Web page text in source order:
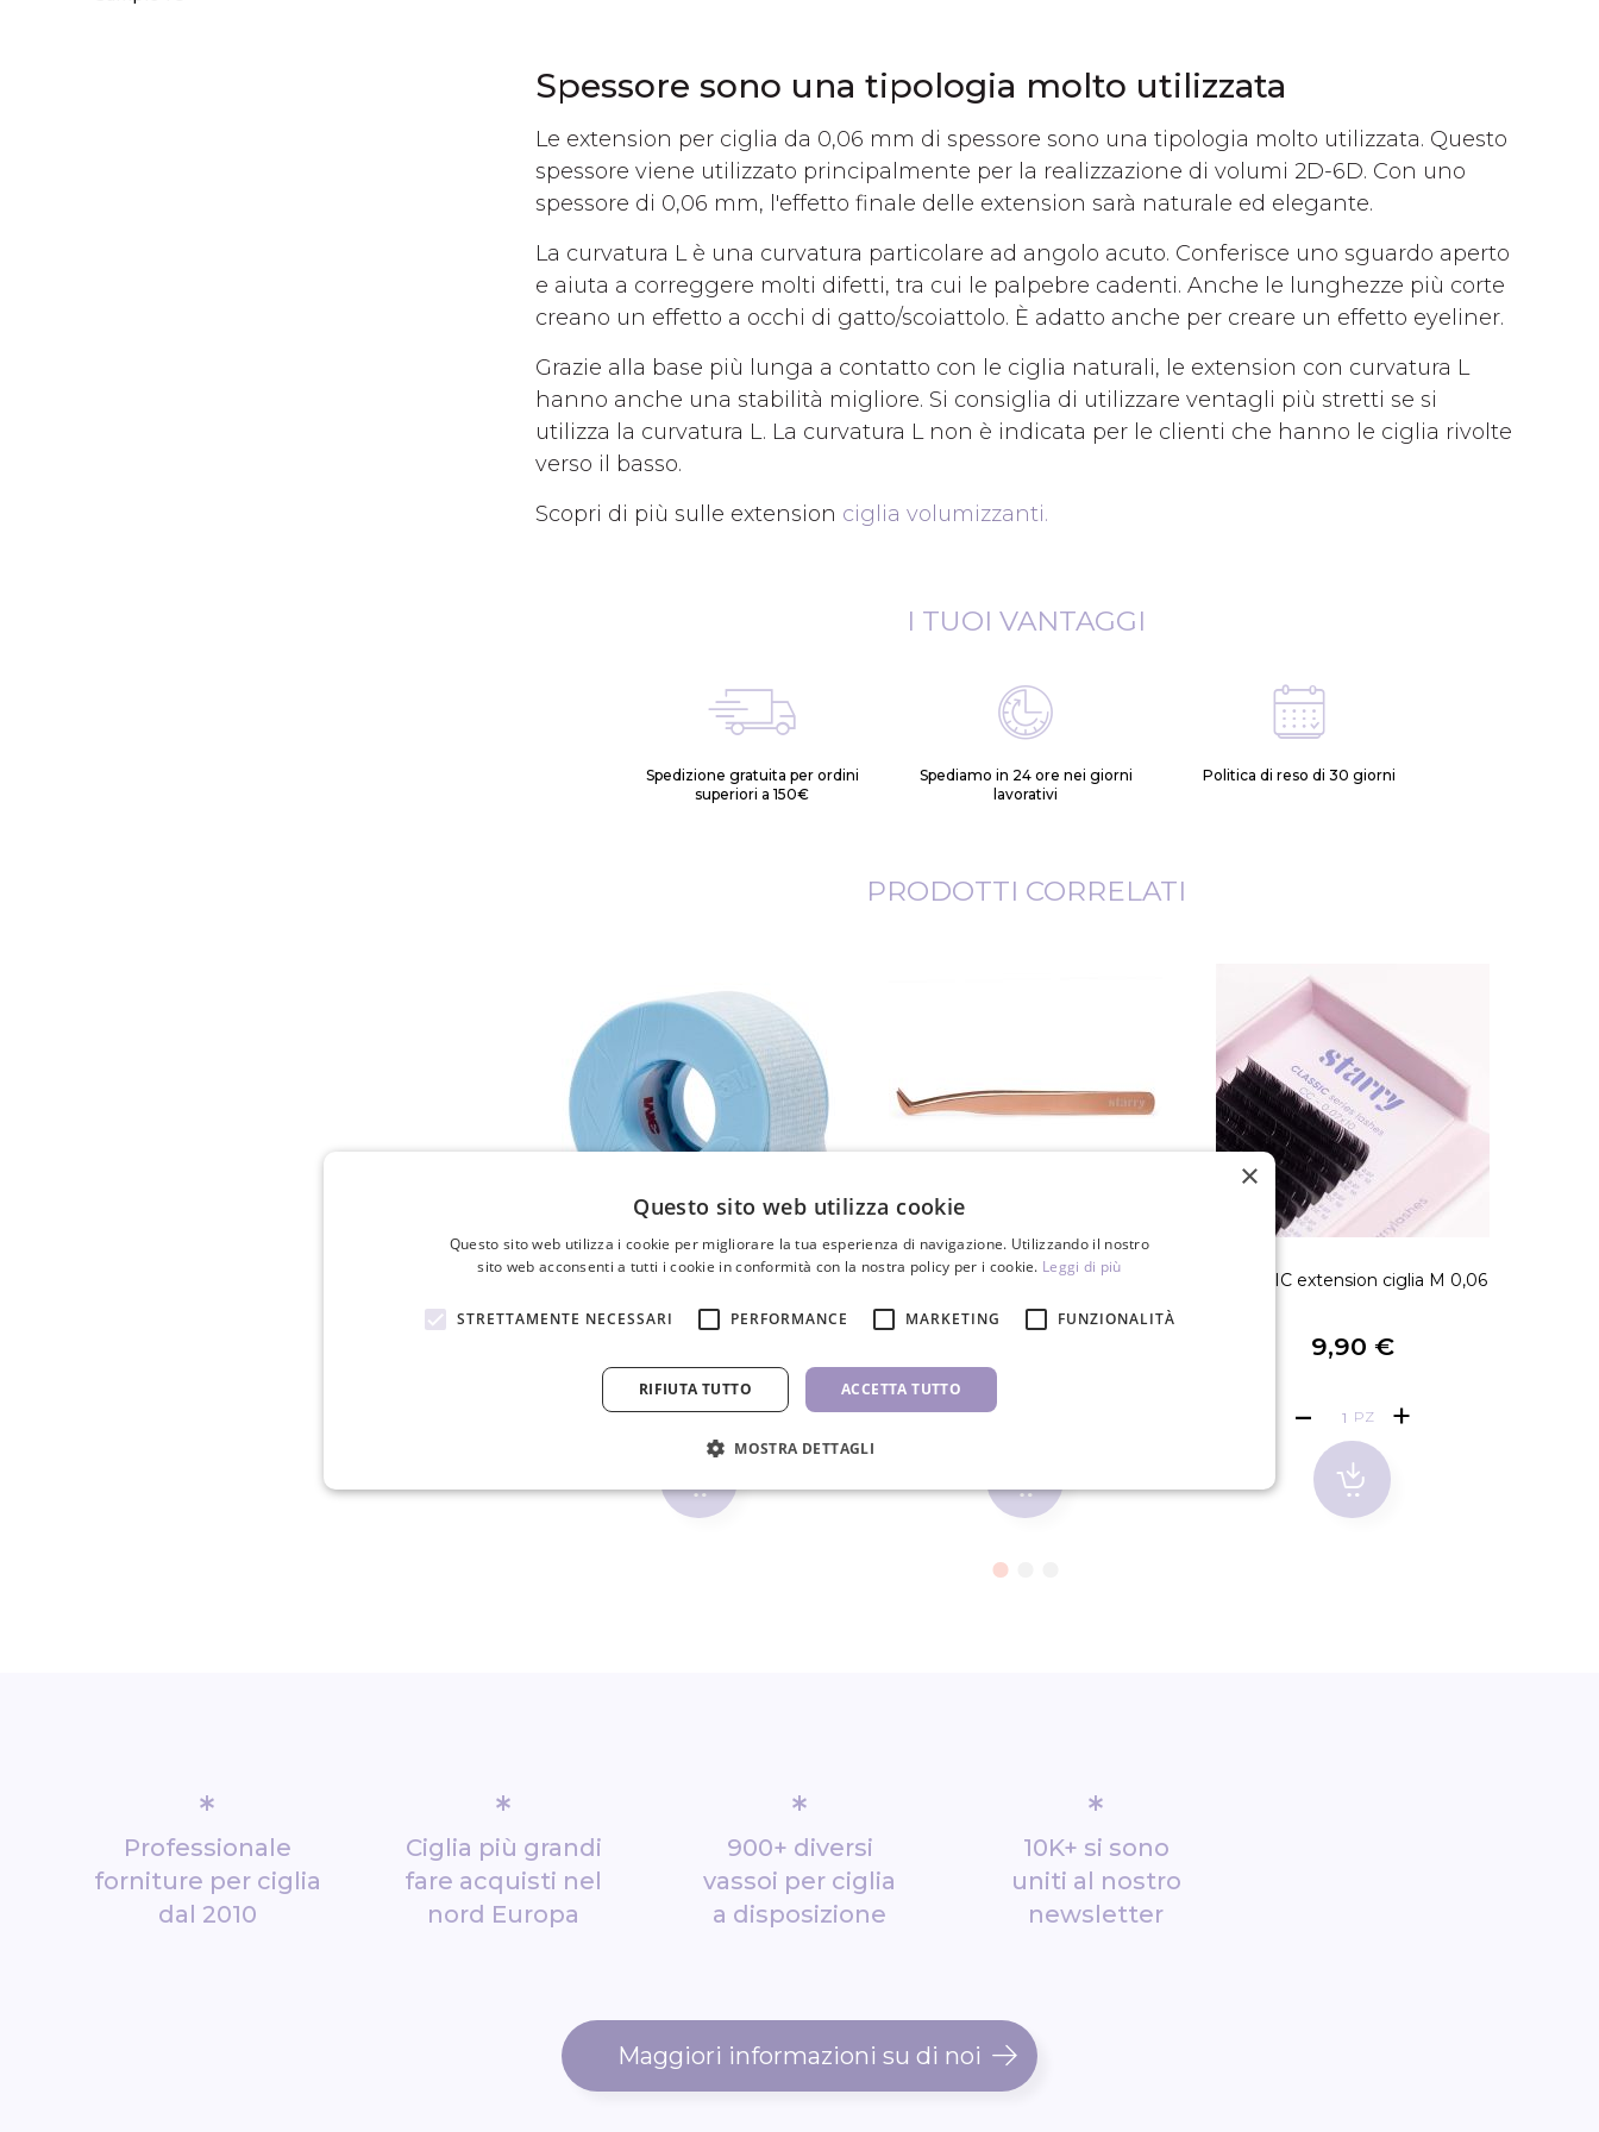
Spessore sono una tipologia molto utilizzata
Le extension per ciglia da 0,06 mm di spessore sono una tipologia molto utilizzata. Questo
spessore viene utilizzato principalmente per la realizzazione di volumi 2D-6D. Con uno
spessore di 0,06 mm, l'effetto finale delle extension sarà naturale ed elegante.
La curvatura L è una curvatura particolare ad angolo acuto. Conferisce uno sguardo aperto
e aiuta a correggere molti difetti, tra cui le palpebre cadenti. Anche le lunghezze più corte
creano un effetto a occhi di gatto/scoiattolo. È adatto anche per creare un effetto eyeliner.
Grazie alla base più lunga a contatto con le ciglia naturali, le extension con curvatura L
hanno anche una stabilità migliore. Si consiglia di utilizzare ventagli più stretti se si
utilizza la curvatura L. La curvatura L non è indicata per le clienti che hanno le ciglia rivolte
verso il basso.
Scopri di più sulle extension ciglia volumizzanti.
I TUOI VANTAGGI
Spedizione gratuita per ordini
superiori a 150€
Spediamo in 24 ore nei giorni
lavorativi
Politica di reso di 30 giorni
PRODOTTI CORRELATI
25mm
PZ
Pinzette Rose Gold V4G CLASSIC extension ciglia M 0,06
9,90 €
PZ
*
Professionale
forniture per ciglia
dal 2010
*
Ciglia più grandi
fare acquisti nel
nord Europa
*
900+ diversi
vassoi per ciglia
a disposizione
*
10K+ si sono
uniti al nostro
newsletter
Maggiori informazioni su di noi
×
Questo sito web utilizza cookie
Questo sito web utilizza i cookie per migliorare la tua esperienza di navigazione. Utilizzando il nostro
sito web acconsenti a tutti i cookie in conformità con la nostra policy per i cookie. Leggi di più
STRETTAMENTE NECESSARI PERFORMANCE MARKETING FUNZIONALITÀ
ACCETTA TUTTO
RIFIUTA TUTTO
MOSTRA DETTAGLI